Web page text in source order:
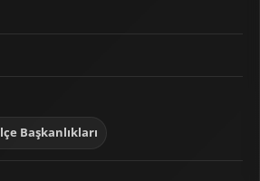
Başkanlıkları